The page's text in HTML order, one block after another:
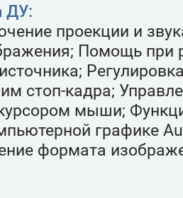
ДУ:
проекции и
Помощь при
стоп-кадра;
мыши;
графике
формата